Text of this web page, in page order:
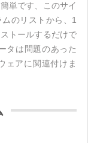
単です、このサイ
のリストから、1
トールするだけで
タは問題のあった
ェアに関連付けま